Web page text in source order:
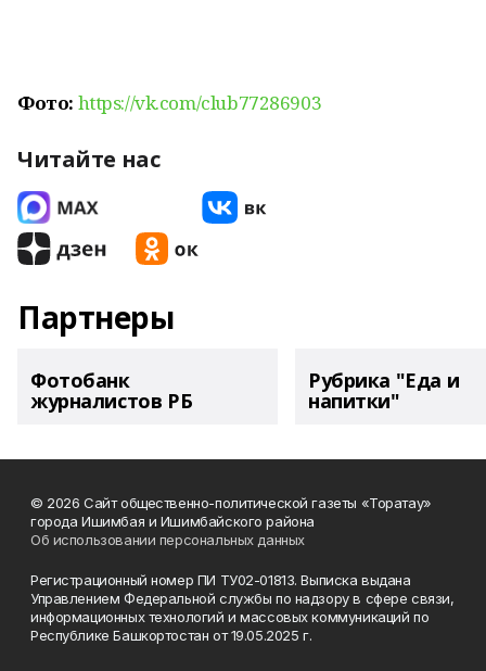
Фото: https://vk.com/club77286903
Читайте нас
Партнеры
Фотобанк
журналистов РБ
Рубрика "Еда и
напитки"
© 2026 Сайт общественно-политической газеты «Торатау»
города Ишимбая и Ишимбайского района
Об использовании персональных данных
Регистрационный номер ПИ ТУ02-01813. Выписка выдана
Управлением Федеральной службы по надзору в сфере связи,
информационных технологий и массовых коммуникаций по
Республике Башкортостан от 19.05.2025 г.